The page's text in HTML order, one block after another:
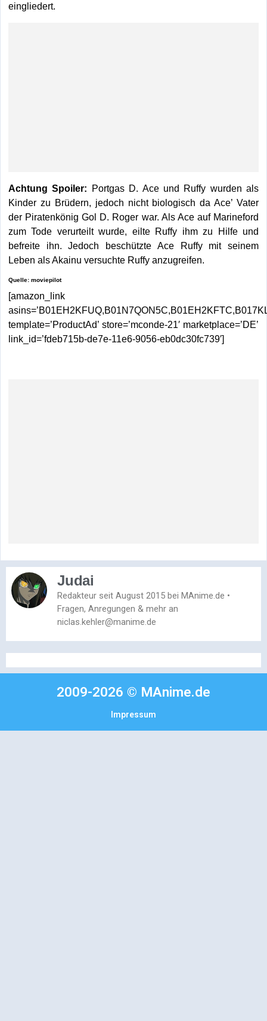
eingliedert.
Achtung Spoiler:
Portgas D. Ace und Ruffy wurden als
Kinder zu Brüdern, jedoch nicht biologisch da Ace’ Vater
der Piratenkönig Gol D. Roger war. Als Ace auf Marineford
zum Tode verurteilt wurde, eilte Ruffy ihm zu Hilfe und
befreite ihn. Jedoch beschützte Ace Ruffy mit seinem
Leben als Akainu versuchte Ruffy anzugreifen.
Quelle: moviepilot
[amazon_link
template=’ProductAd’ store=’mconde-21′ marketplace=’DE’
link_id=’fdeb715b-de7e-11e6-9056-eb0dc30fc739′]
Judai
Redakteur seit August 2015 bei MAnime.de •
Fragen, Anregungen & mehr an
niclas.kehler@manime.de
2009-2026 © MAnime.de
Impressum